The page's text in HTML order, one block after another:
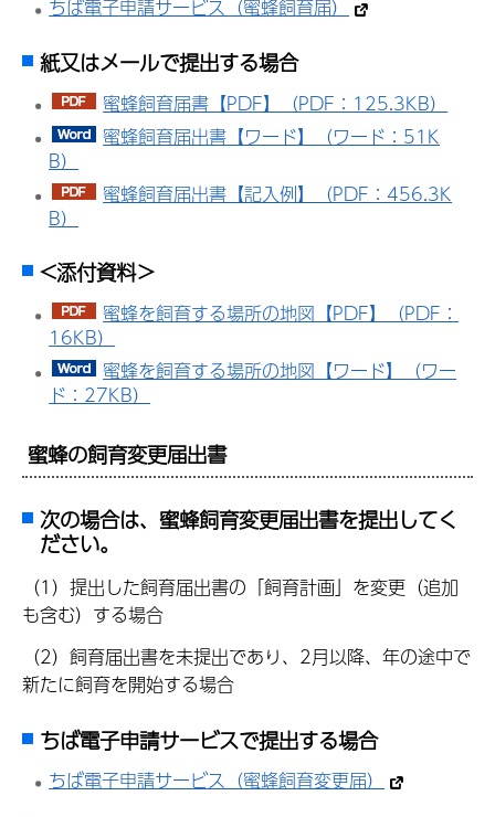
ちば電子申請サービス（蜜蜂飼育届）
紙又はメールで提出する場合
蜜蜂飼育届書【PDF】（PDF：125.3KB）
蜜蜂飼育届出書【ワード】（ワード：51K
B）
蜜蜂飼育届出書【記入例】（PDF：456.3K
B）
<添付資料＞
蜜蜂を飼育する場所の地図【PDF】（PDF：
16KB）
蜜蜂を飼育する場所の地図【ワード】（ワー
ド：27KB）
蜜蜂の飼育変更届出書
次の場合は、蜜蜂飼育変更届出書を提出してく
ださい。
（1）提出した飼育届出書の「飼育計画」を変更（追加
も含む）する場合
（2）飼育届出書を未提出であり、2月以降、年の途中で
新たに飼育を開始する場合
ちば電子申請サービスで提出する場合
ちば電子申請サービス（蜜蜂飼育変更届）